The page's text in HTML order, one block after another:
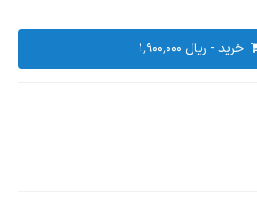
خرید -